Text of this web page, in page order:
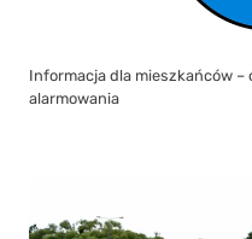
Informacja dla mieszkańców
alarmowania